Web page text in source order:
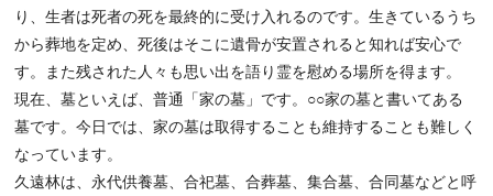
り、生者は死者の死を最終的に受け入れるのです。生きているうち
から葬地を定め、死後はそこに遺骨が安置されると知れば安心で
す。また残された人々も思い出を語り霊を慰める場所を得ます。
現在、墓といえば、普通「家の墓」です。○○家の墓と書いてある
墓です。今日では、家の墓は取得することも維持することも難しく
なっています。
久遠林は、永代供養墓、合祀墓、合葬墓、集合墓、合同墓などと呼